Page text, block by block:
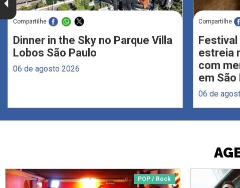
Compartilhe
Dinner in the Sky no Parque Villa
Lobos São Paulo
06 de agosto 2026
Compartilhe
estreia
com
em São
06 de
POP / Rock